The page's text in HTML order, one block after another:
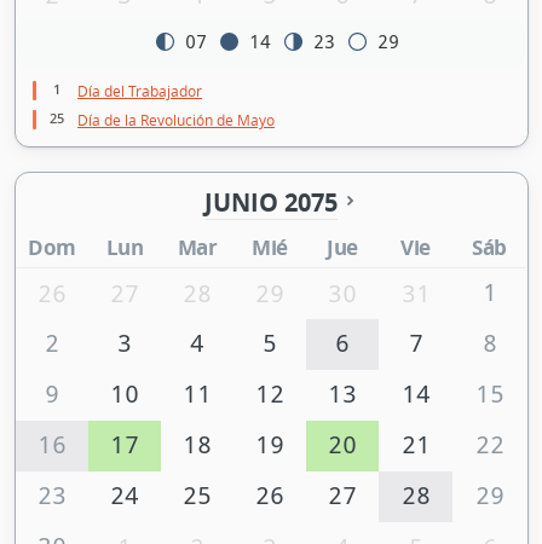
07 14 23 29
1 Día del Trabajador
25 Día de la Revolución de Mayo
JUNIO 2075
Dom Lun Mar Mié Jue Vie Sáb
26 27 28 29 30 31
1
2
3 4 5 6 7
8
9
10 11 12 13 14
15
16
17 18 19 20 21
22
23
24 25 26 27 28
29